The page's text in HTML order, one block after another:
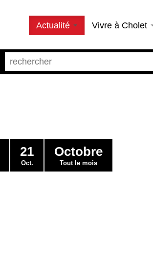
Actualité Vivre à Cholet
21
Oct.
Octobre
Tout le mois